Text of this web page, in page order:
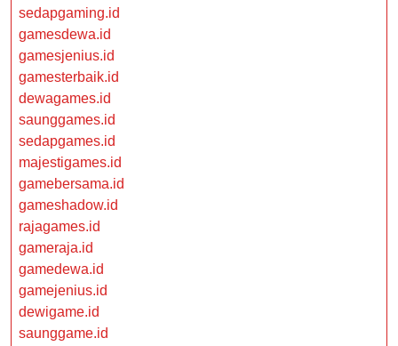
sedapgaming.id
gamesdewa.id
gamesjenius.id
gamesterbaik.id
dewagames.id
saunggames.id
sedapgames.id
majestigames.id
gamebersama.id
gameshadow.id
rajagames.id
gameraja.id
gamedewa.id
gamejenius.id
dewigame.id
saunggame.id